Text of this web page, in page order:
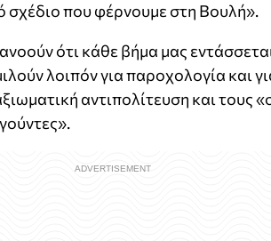
σχέδιο που φέρνουμε στη Βουλή».
ότι κάθε βήμα μας
λοιπόν για παροχολογία και
αντιπολίτευση και τους